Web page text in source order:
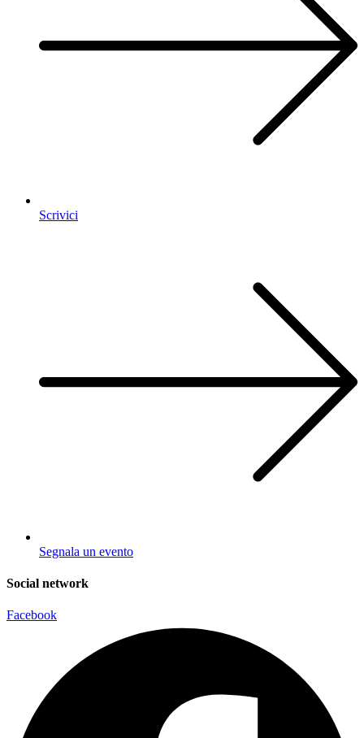
Scrivici
Segnala un evento
Social network
Facebook